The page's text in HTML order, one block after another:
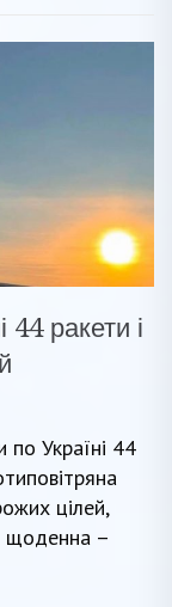
44 ракети і
по Україні 44
цілей,
щоденна –